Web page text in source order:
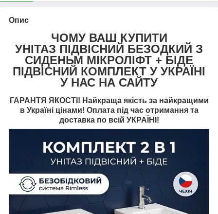
Опис
ЧОМУ ВАШ КУПИТИ
УНІТАЗ ПІДВІСНИЙ БЕЗОДКИЙ З
СИДЕНЬМ МІКРОЛІФТ + БІДЕ
ПІДВІСНИЙ КОМПЛЕКТ У УКРАЇНІ
У НАС НА САЙТУ
ГАРАНТЯ ЯКОСТІ! Найкраща якість за найкращими
в Україні цінами! Оплата під час отримання та
доставка по всій УКРАЇНІ!